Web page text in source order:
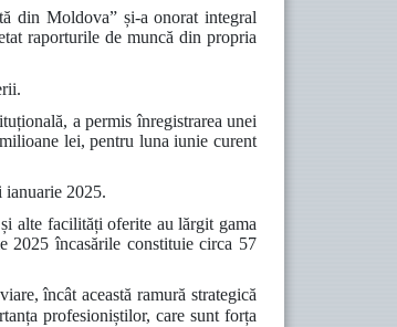
din Moldova” și-a onorat integral
raporturile de muncă din propria
a permis înregistrarea unei
lei, pentru luna iunie curent
2025.
alte facilități oferite au lărgit gama
2025 încasările constituie circa 57
încât această ramură strategică
profesioniștilor, care sunt forța